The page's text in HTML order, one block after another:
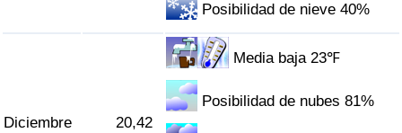
Posibilidad de nieve 40%
Diciembre 20,42
Media baja 23℉
Posibilidad de nubes 81%